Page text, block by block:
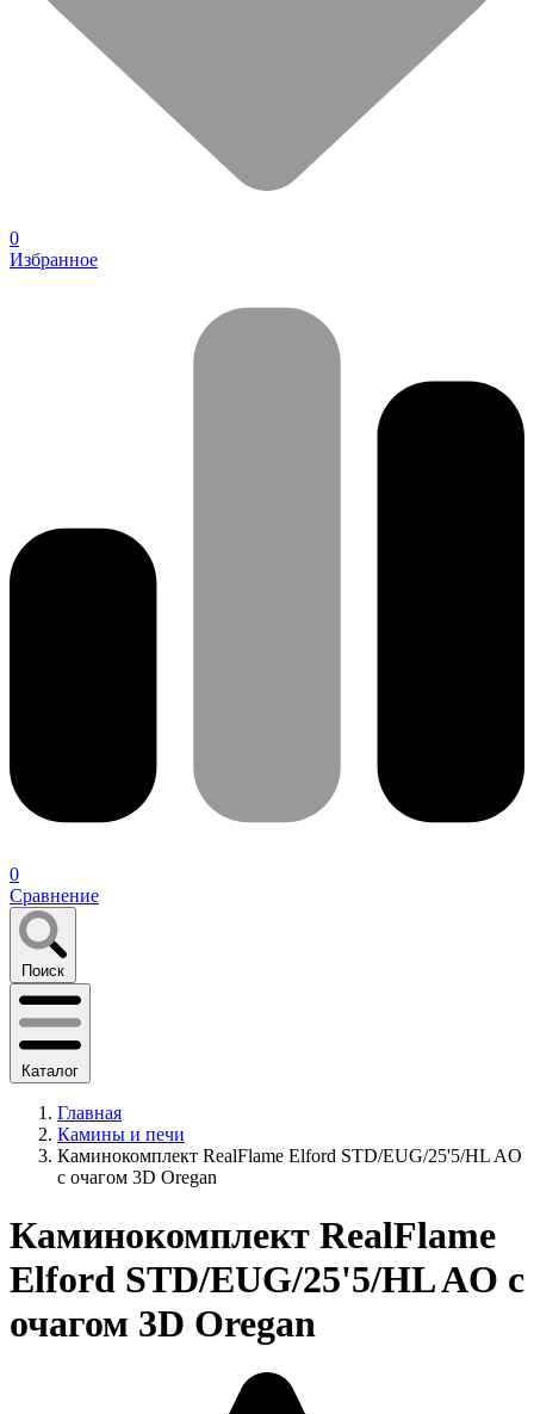
0
Избранное
0
Сравнение
Поиск
Каталог
Главная
Камины и печи
Каминокомплект RealFlame Elford STD/EUG/25'5/HL AO
с очагом 3D Oregan
Каминокомплект RealFlame
Elford STD/EUG/25'5/HL AO с
очагом 3D Oregan